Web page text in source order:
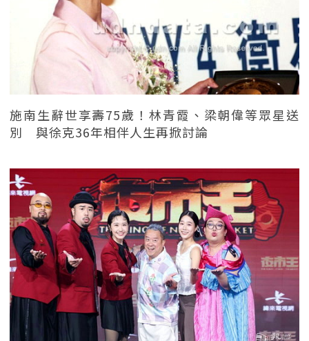
施南生辭世享壽75歲！林青霞、梁朝偉等眾星送
別 與徐克36年相伴人生再掀討論